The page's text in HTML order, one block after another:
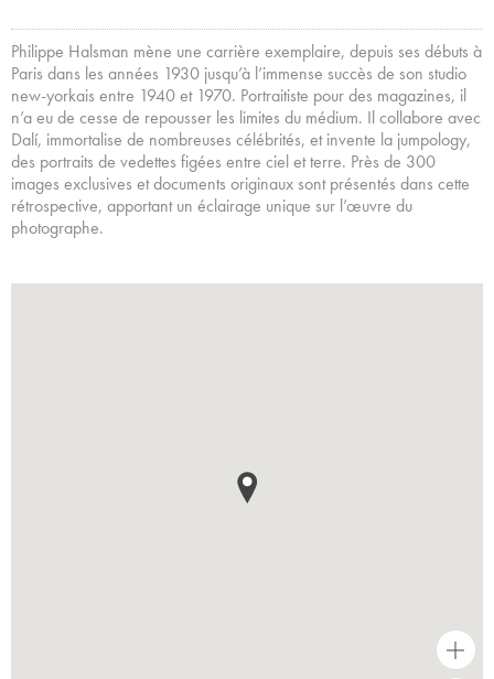
Philippe Halsman mène une carrière exemplaire, depuis ses débuts à
Paris dans les années 1930 jusqu’à l’immense succès de son studio
new-yorkais entre 1940 et 1970. Portraitiste pour des magazines, il
n’a eu de cesse de repousser les limites du médium. Il collabore avec
Dalí, immortalise de nombreuses célébrités, et invente la jumpology,
des portraits de vedettes figées entre ciel et terre. Près de 300
images exclusives et documents originaux sont présentés dans cette
rétrospective, apportant un éclairage unique sur l’œuvre du
photographe.
+